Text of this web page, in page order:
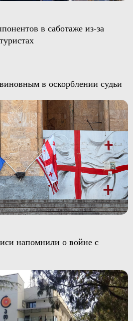
в саботаже из-за
в оскорблении судьи
напомнили о войне с